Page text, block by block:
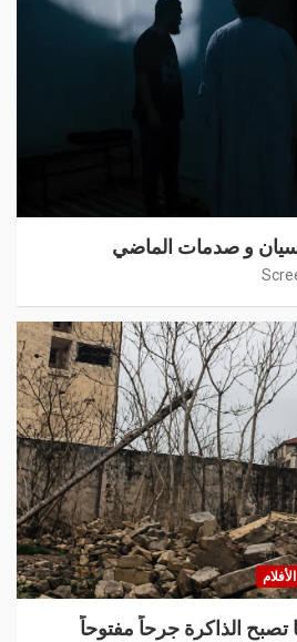
و صدمات الماضي
تصبح الذاكرة جرحاً مفتوحاً